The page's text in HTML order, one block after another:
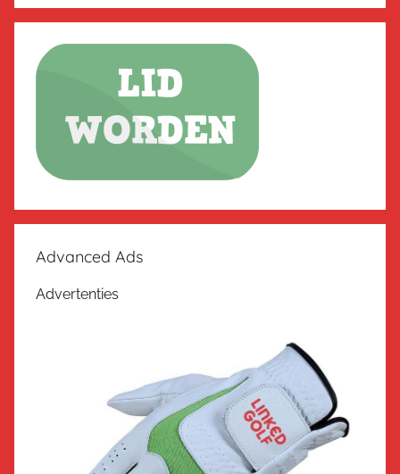
Advanced Ads
Advertenties